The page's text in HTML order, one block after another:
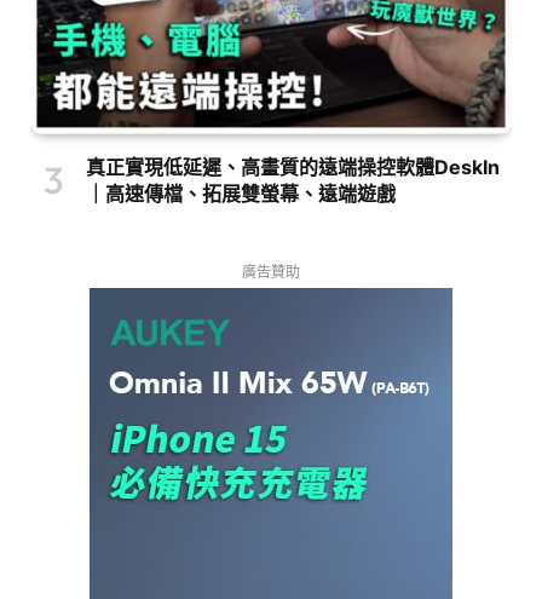
真正實現低延遲、高畫質的遠端操控軟體DeskIn
｜高速傳檔、拓展雙螢幕、遠端遊戲
廣告贊助